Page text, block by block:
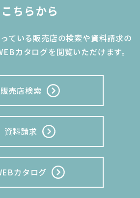
こちらから
ている販売店の検索や資料請求の
カタログを閲覧いただけます。
販売店検索
資料請求
カタログ